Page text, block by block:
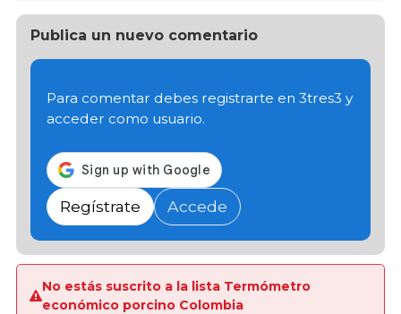
Publica un nuevo comentario
Para comentar debes registrarte en 3tres3 y
acceder como usuario.
Regístrate Accede
No estás suscrito a la lista Termómetro
económico porcino Colombia